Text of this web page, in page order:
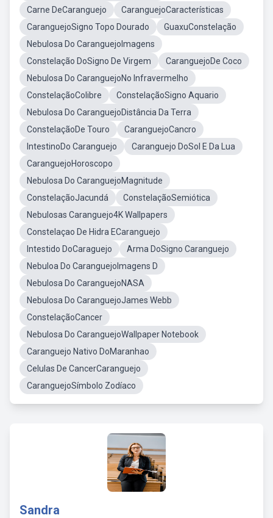
Carne DeCaranguejo
CaranguejoCaracterísticas
CaranguejoSigno Topo Dourado
GuaxuConstelação
Nebulosa Do CaranguejoImagens
Constelação DoSigno De Virgem
CaranguejoDe Coco
Nebulosa Do CaranguejoNo Infravermelho
ConstelaçãoColibre
ConstelaçãoSigno Aquario
Nebulosa Do CaranguejoDistância Da Terra
ConstelaçãoDe Touro
CaranguejoCancro
IntestinoDo Caranguejo
Caranguejo DoSol E Da Lua
CaranguejoHoroscopo
Nebulosa Do CaranguejoMagnitude
ConstelaçãoJacundá
ConstelaçãoSemiótica
Nebulosas Caranguejo4K Wallpapers
Constelaçao De Hidra ECaranguejo
Intestido DoCaraguejo
Arma DoSigno Caranguejo
Nebuloa Do CaranguejoImagens D
Nebulosa Do CaranguejoNASA
Nebulosa Do CaranguejoJames Webb
ConstelaçãoCancer
Nebulosa Do CaranguejoWallpaper Notebook
Caranguejo Nativo DoMaranhao
Celulas De CancerCaranguejo
CaranguejoSímbolo Zodíaco
Sandra